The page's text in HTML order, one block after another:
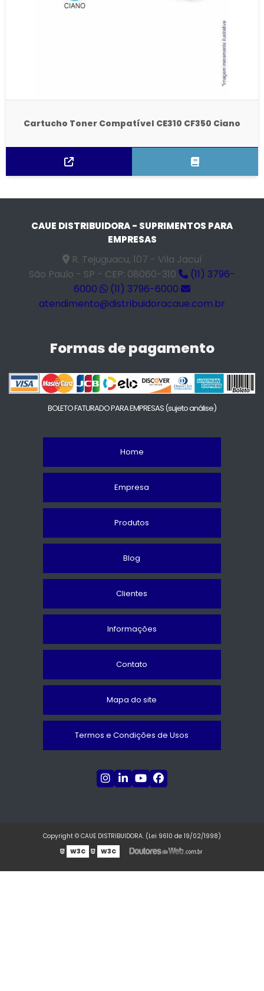
Cartucho Toner Compatível CE310 CF350 Ciano
CAUE DISTRIBUIDORA - SUPRIMENTOS PARA
EMPRESAS
R. Tejuguacu, 107 - Vila Jacuí
São Paulo - SP - CEP: 08060-310
(11) 3796-
6000
(11) 3796-6000
atendimento@distribuidoracaue.com.br
Formas de pagamento
BOLETO FATURADO PARA EMPRESAS(sujeto análise)
Home
Empresa
Produtos
Blog
Clientes
Informações
Contato
Mapa do site
Termos e Condições de Usos
Copyright © CAUE DISTRIBUIDORA. (Lei 9610 de 19/02/1998)
W3C
W3C